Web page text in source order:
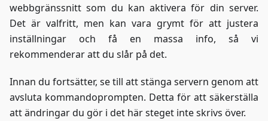
webbgränssnitt som du kan aktivera för din server.
Det är valfritt, men kan vara grymt för att justera
inställningar och få en massa info, så vi
rekommenderar att du slår på det.
Innan du fortsätter, se till att stänga servern genom att
avsluta kommandoprompten. Detta för att säkerställa
att ändringar du gör i det här steget inte skrivs över.